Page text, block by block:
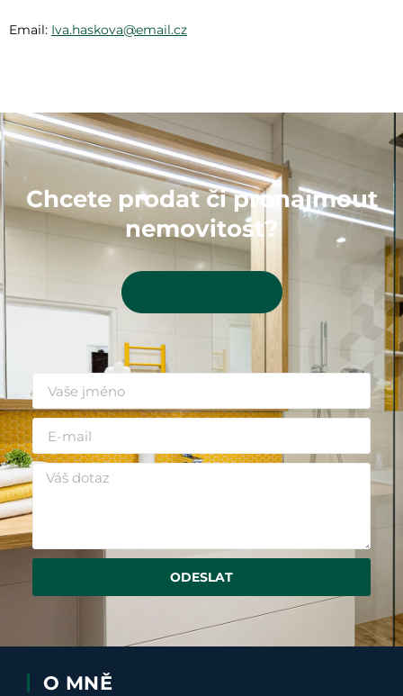
Email: Iva.haskova@email.cz
Chcete prodat či pronajmout
nemovitost?
ODESLAT
O MNĚ